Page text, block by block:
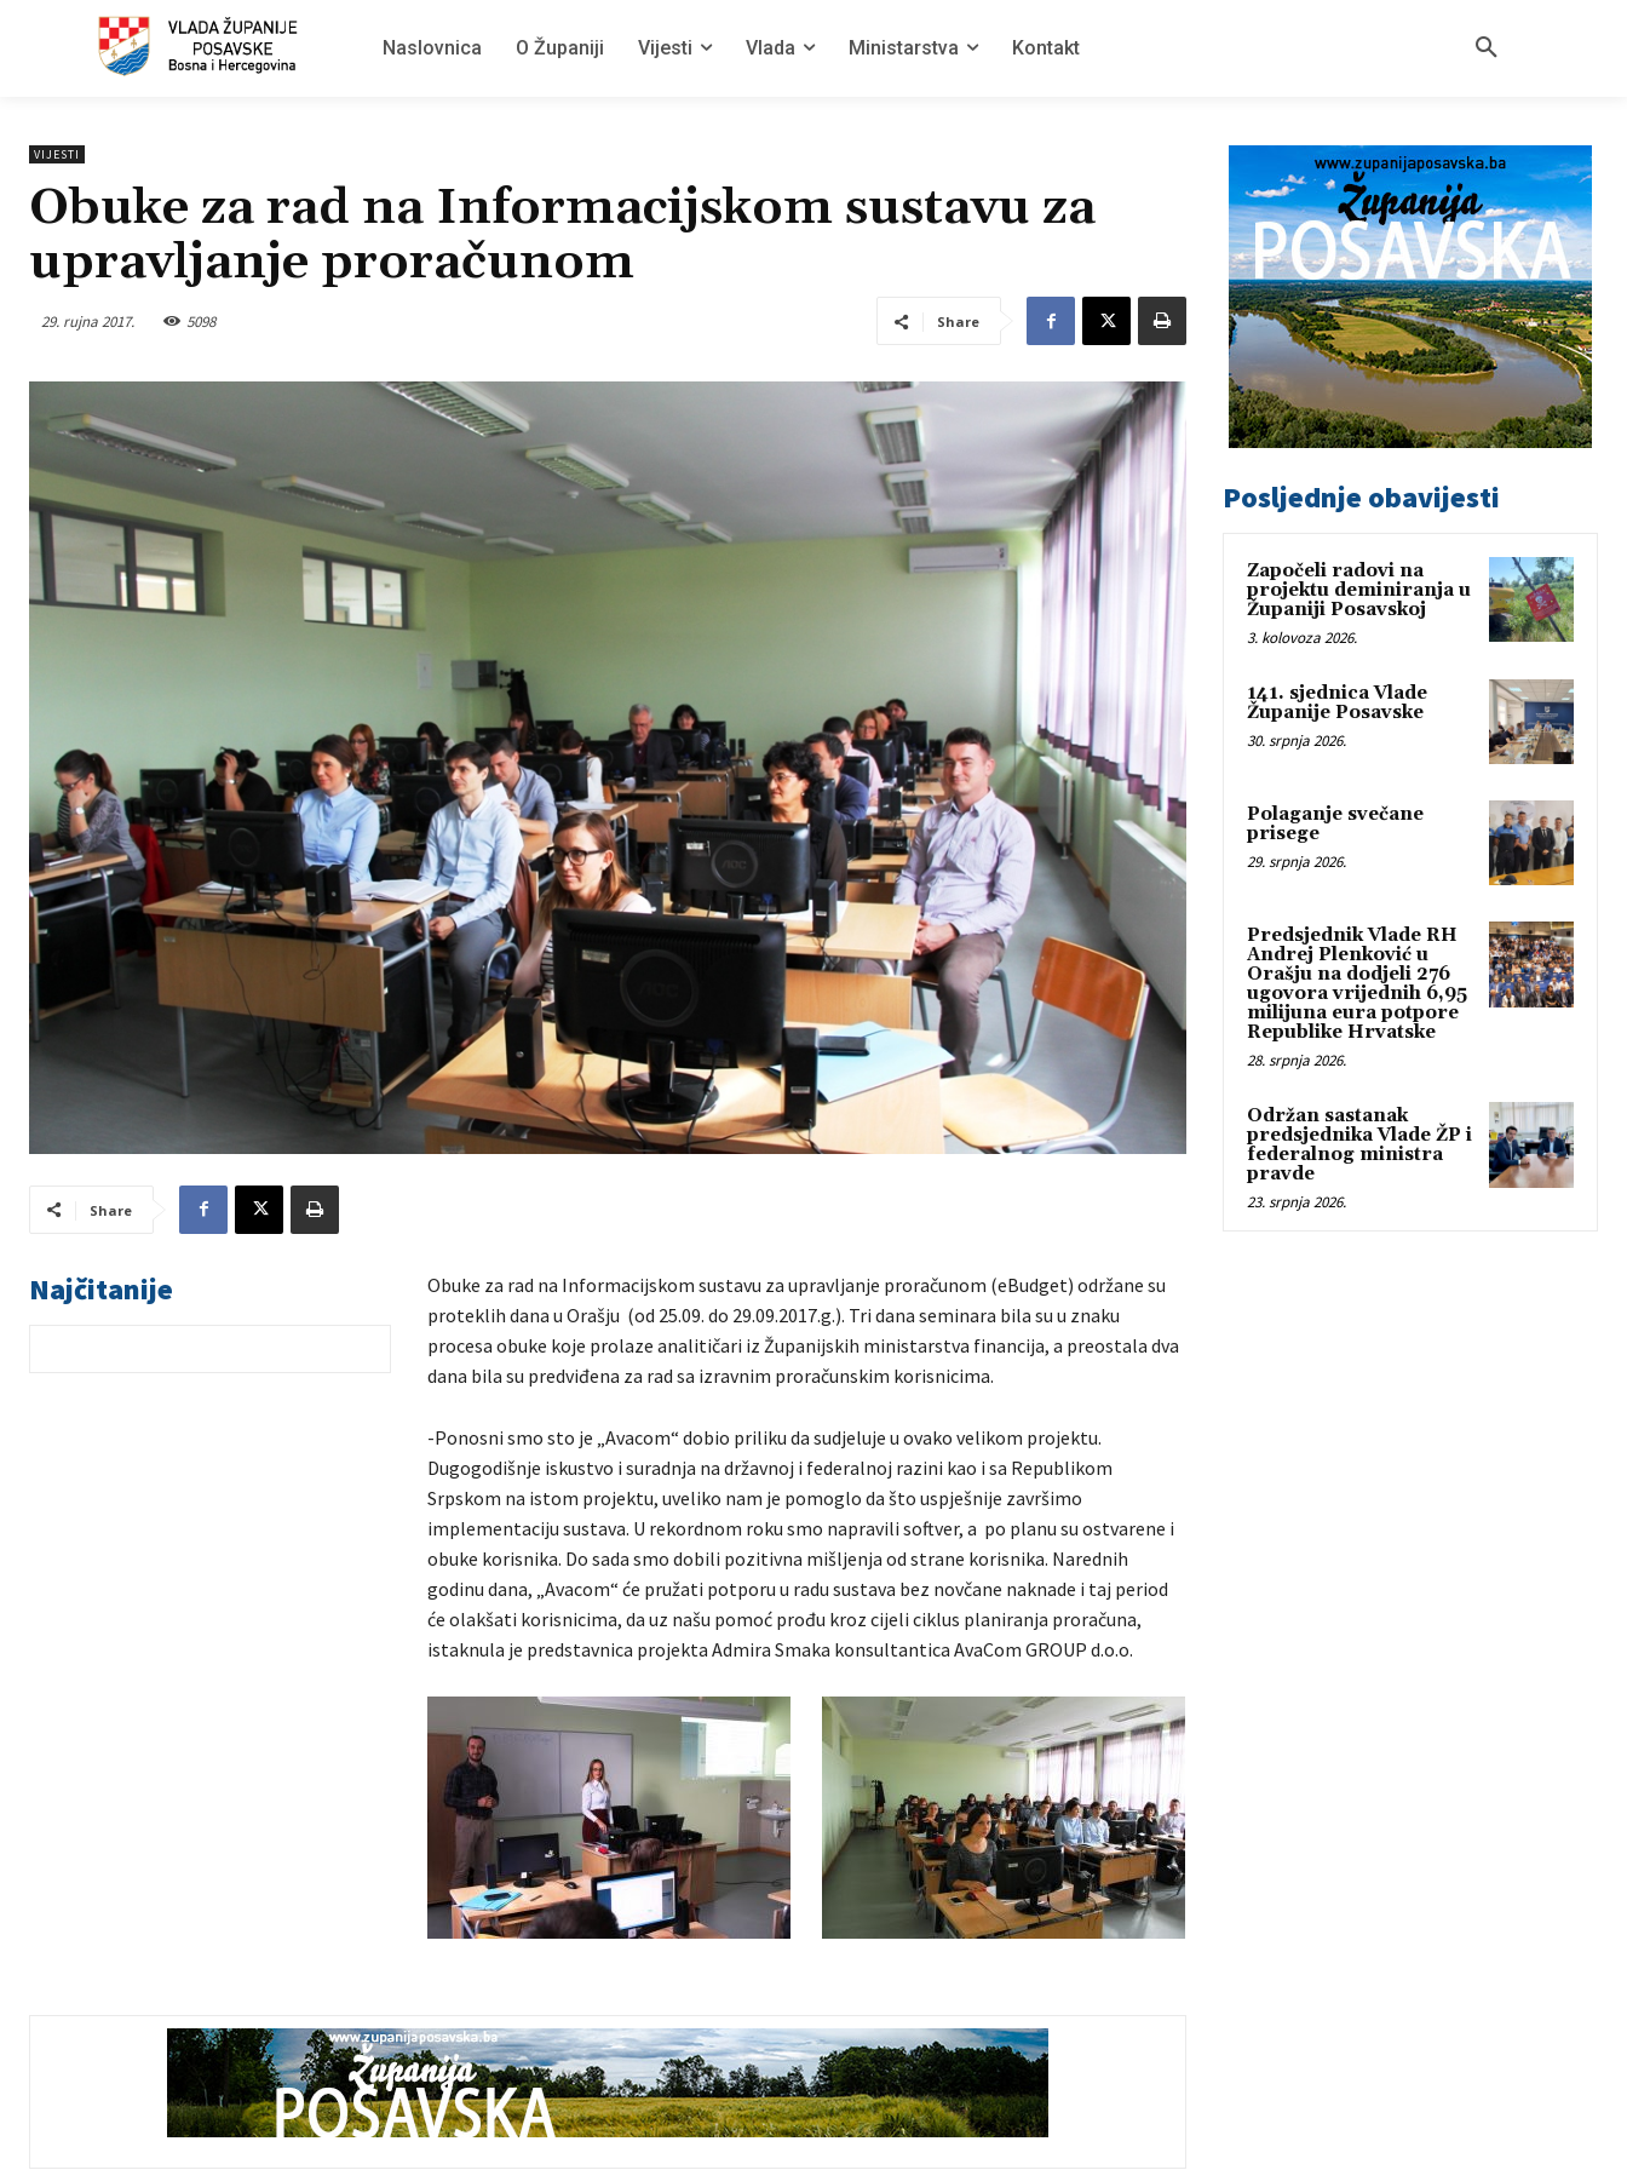
Naslovnica O Županiji Vijesti Vlada Ministarstva Kontakt
VIJESTI
Obuke za rad na Informacijskom sustavu za
upravljanje proračunom
29. rujna 2017. 5098 Share
Share
Najčitanije
Obuke za rad na Informacijskom sustavu za upravljanje proračunom (eBudget) održane su
proteklih dana u Orašju (od 25.09. do 29.09.2017.g.). Tri dana seminara bila su u znaku
procesa obuke koje prolaze analitičari iz Županijskih ministarstva financija, a preostala dva
dana bila su predviđena za rad sa izravnim proračunskim korisnicima.
-Ponosni smo sto je „Avacom“ dobio priliku da sudjeluje u ovako velikom projektu.
Dugogodišnje iskustvo i suradnja na državnoj i federalnoj razini kao i sa Republikom
Srpskom na istom projektu, uveliko nam je pomoglo da što uspješnije završimo
implementaciju sustava. U rekordnom roku smo napravili softver, a po planu su ostvarene i
obuke korisnika. Do sada smo dobili pozitivna mišljenja od strane korisnika. Narednih
godinu dana, „Avacom“ će pružati potporu u radu sustava bez novčane naknade i taj period
će olakšati korisnicima, da uz našu pomoć prođu kroz cijeli ciklus planiranja proračuna,
istaknula je predstavnica projekta Admira Smaka konsultantica AvaCom GROUP d.o.o.
Posljednje obavijesti
Započeli radovi na
projektu deminiranja u
Županiji Posavskoj
3. kolovoza 2026.
141. sjednica Vlade
Županije Posavske
30. srpnja 2026.
Polaganje svečane
prisege
29. srpnja 2026.
Predsjednik Vlade RH
Andrej Plenković u
Orašju na dodjeli 276
ugovora vrijednih 6,95
milijuna eura potpore
Republike Hrvatske
28. srpnja 2026.
Održan sastanak
predsjednika Vlade ŽP i
federalnog ministra
pravde
23. srpnja 2026.